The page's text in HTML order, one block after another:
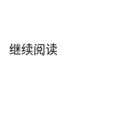
继续阅读